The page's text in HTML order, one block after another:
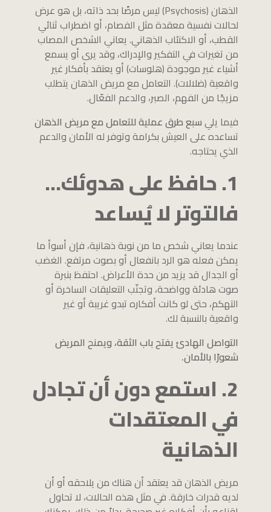
الذهان (Psychosis) ليس مرضًا بحد ذاته، بل هو عرض
لحالات نفسية معقدة مثل الفصام، أو اضطراب ثنائي
القطب، أو الاكتئاب الذهاني. يعاني الشخص المصاب
من تغيرات في التفكير والإدراك، وقد يرى أو يسمع
أشياء غير موجودة (هلوسات) أو يعتقد بأفكار غير
واقعية (ضلالات). التعامل مع مريض الذهان يتطلب
مزيجًا من الفهم، الصبر، والدعم الفعّال.
فيما يليسبع طرق عملية للتعامل مع مريض الذهان
تساعده على العيش بكرامة وتوفر له الأمان والدعم
الذي يحتاجه.
1. حافظ على هدوئك…
فالتوتر لا يُساعد
عندما يعاني شخص ما من نوبة ذهانية، فإن أسوأ ما
يمكن فعله هو الرد بانفعال أو بصوت مرتفع. الغضب
أو الجدال قد يزيد من حدة الأعراض. احتفظ بنبرة
صوت هادئة وواضحة، وتجنّب التعليقات الساخرة أو
التهكم، حتى لو كانت أفكاره تبدو غريبة أو غير
واقعية بالنسبة لك.
التواصل الهادئ يفتح باب الثقة، ويمنح المريض
شعورًا بالأمان.
2. استمع دون أن تجادل
في المعتقدات
الذهانية
مريض الذهان قد يعتقد أن هناك من يلاحقه أو أن
لديه قدرات خارقة. في مثل هذه الحالات، لا تحاول